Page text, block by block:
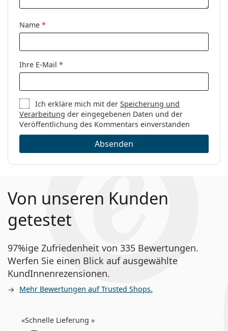
Code: 62003 4673 19 54
Name *
Ihre E-Mail *
Ich erkläre mich mit derSpeicherung und
Verarbeitung der eingegebenen Daten und der
Veröffentlichung des Kommentars einverstanden
Absenden
Von unseren Kunden
getestet
97%ige Zufriedenheit von 335 Bewertungen.
Werfen Sie einen Blick auf ausgewählte
KundInnenrezensionen.
Mehr Bewertungen auf Trusted Shops.
Schnelle Lieferung